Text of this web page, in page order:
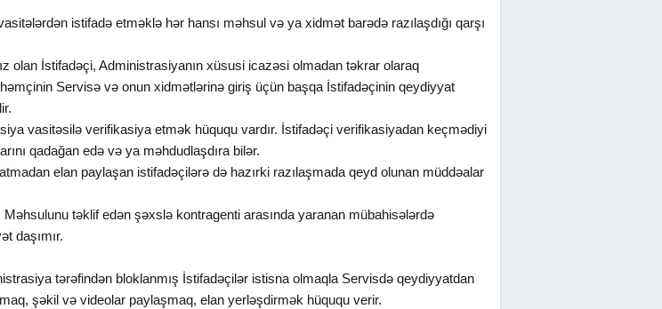
istifadə etməklə hər hansı məhsul və ya xidmət barədə razılaşdığı qarşı
olan İstifadəçi, Administrasiyanın xüsusi icazəsi olmadan təkrar olaraq
Servisə və onun xidmətlərinə giriş üçün başqa İstifadəçinin qeydiyyat
vasitəsilə verifikasiya etmək hüququ vardır. İstifadəçi verifikasiyadan keçmədiyi
qadağan edə və ya məhdudlaşdıra bilər.
elan paylaşan istifadəçilərə də hazırki razılaşmada qeyd olunan müddəalar
təklif edən şəxslə kontragenti arasında yaranan mübahisələrdə
daşımır.
tərəfindən bloklanmış İstifadəçilər istisna olmaqla Servisdə qeydiyyatdan
şəkil və videolar paylaşmaq, elan yerləşdirmək hüququ verir.